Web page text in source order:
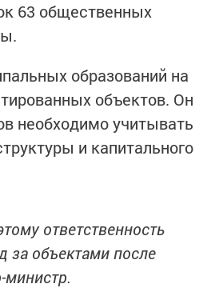
63 общественных
образований на
объектов. Он
необходимо учитывать
и капитального
ответственность
за объектами после